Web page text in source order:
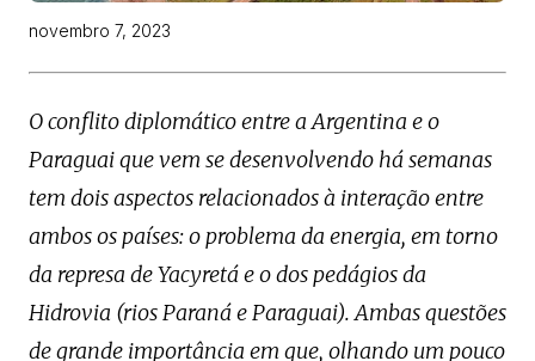
novembro 7, 2023
O conflito diplomático entre a Argentina e o
Paraguai que vem se desenvolvendo há semanas
tem dois aspectos relacionados à interação entre
ambos os países: o problema da energia, em torno
da represa de Yacyretá e o dos pedágios da
Hidrovia (rios Paraná e Paraguai). Ambas questões
de grande importância em que, olhando um pouco